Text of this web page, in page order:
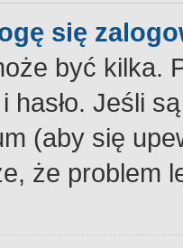
się
być kilka.
hasło. Jeśli
(aby się
że problem